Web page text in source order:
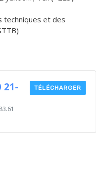
techniques et des
21-
TÉLÉCHARGER